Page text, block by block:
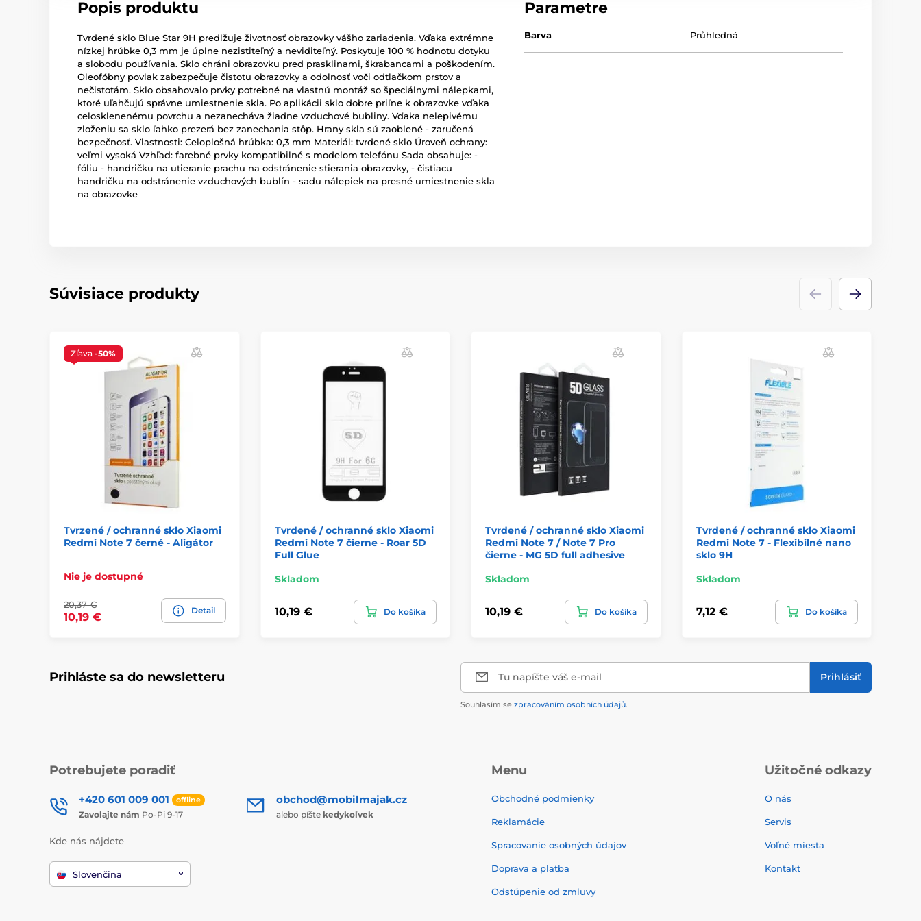
Popis produktu
Tvrdené sklo Blue Star 9H predlžuje životnosť obrazovky vášho zariadenia. Vďaka extrémne
nízkej hrúbke 0,3 mm je úplne nezistiteľný a neviditeľný. Poskytuje 100 % hodnotu dotyku
a slobodu používania. Sklo chráni obrazovku pred prasklinami, škrabancami a poškodením.
Oleofóbny povlak zabezpečuje čistotu obrazovky a odolnosť voči odtlačkom prstov a
nečistotám. Sklo obsahovalo prvky potrebné na vlastnú montáž so špeciálnymi nálepkami,
ktoré uľahčujú správne umiestnenie skla. Po aplikácii sklo dobre priľne k obrazovke vďaka
celosklenenému povrchu a nezanecháva žiadne vzduchové bubliny. Vďaka nelepivému
zloženiu sa sklo ľahko prezerá bez zanechania stôp. Hrany skla sú zaoblené - zaručená
bezpečnosť. Vlastnosti: Celoplošná hrúbka: 0,3 mm Materiál: tvrdené sklo Úroveň ochrany:
veľmi vysoká Vzhľad: farebné prvky kompatibilné s modelom telefónu Sada obsahuje: -
fóliu - handričku na utieranie prachu na odstránenie stierania obrazovky, - čistiacu
handričku na odstránenie vzduchových bublín - sadu nálepiek na presné umiestnenie skla
na obrazovke
Parametre
Barva Průhledná
Súvisiace produkty
Zľava -50%
Tvrzené / ochranné sklo Xiaomi
Redmi Note 7 černé - Aligátor
Nie je dostupné
20,37 €
10,19 €
Detail
Tvrdené / ochranné sklo Xiaomi
Redmi Note 7 čierne - Roar 5D
Full Glue
Skladom
10,19 € Do košíka
Tvrdené / ochranné sklo Xiaomi
Redmi Note 7 / Note 7 Pro
čierne - MG 5D full adhesive
Skladom
10,19 € Do košíka
Tvrdené / ochranné sklo Xiaomi
Redmi Note 7 - Flexibilné nano
sklo 9H
Skladom
7,12 € Do košíka
Prihláste sa do newsletteru Tu napíšte váš e-mail Prihlásiť
Souhlasím se zpracováním osobních údajů.
Potrebujete poradiť
+420 601 009 001 offline
Zavolajte nám Po-Pi 9-17
obchod@mobilmajak.cz
alebo píšte kedykoľvek
Kde nás nájdete
Slovenčina
Menu
Obchodné podmienky
Reklamácie
Spracovanie osobných údajov
Doprava a platba
Odstúpenie od zmluvy
Užitočné odkazy
O nás
Servis
Voľné miesta
Kontakt